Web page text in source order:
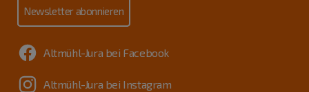
Newsletter abonnieren
Altmühl-Jura bei Facebook
Altmühl-Jura bei Instagram